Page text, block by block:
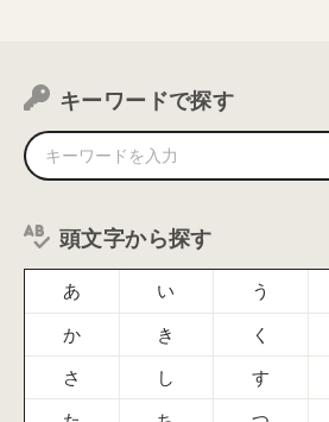
キーワードで探す
頭文字から探す
あ い う
か き く
さ し す